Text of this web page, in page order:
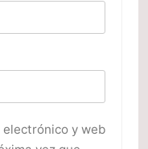
electrónico y web